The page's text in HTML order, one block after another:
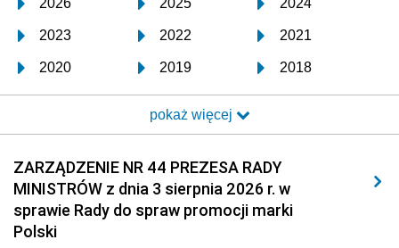
2026 2025 2024
2023 2022 2021
2020 2019 2018
2017 2016 2015
2014 2013 2012
2011 2010 2009
2008 2007 2006
2005
pokaż więcej
ZARZĄDZENIE NR 44 PREZESA RADY
MINISTRÓW z dnia 3 sierpnia 2026 r. w
sprawie Rady do spraw promocji marki
Polski